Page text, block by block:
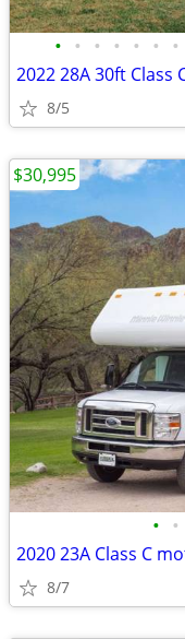
• • • • • • •
2022 28A 30ft
8/5
• •
2020 23A Class C
8/7
$30,995